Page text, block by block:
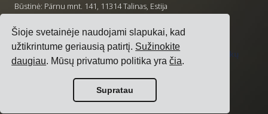
Šioje svetainėje naudojami slapukai, kad
užtikrintume geriausią patirtį. Sužinokite
daugiau. Mūsų privatumo politika yračia.
Supratau
Būstinė: Pärnu mnt. 141, 11314 Talinas, Estija
+372 5555 0028 ·
Paslaugų teikimo sąlygos Privatumo politika
Slapukų
politika